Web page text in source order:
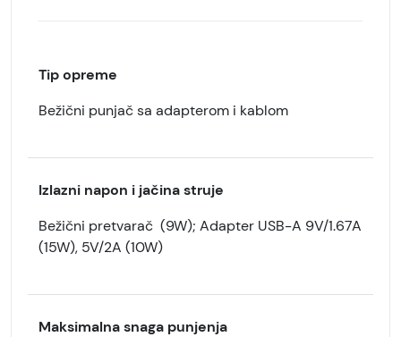
Tip opreme
Bežični punjač sa adapterom i kablom
Izlazni napon i jačina struje
Bežični pretvarač (9W); Adapter USB-A 9V/1.67A
(15W), 5V/2A (10W)
Maksimalna snaga punjenja